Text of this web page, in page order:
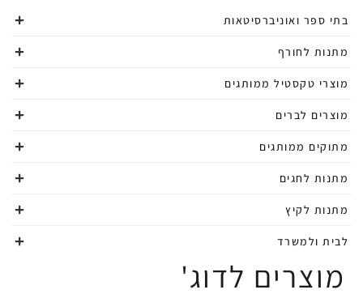
בתי ספר ואוניברסיטאות
מתנות לחורף
מוצרי טקסטיל ממותגים
מוצרים לברים
מתוקים ממותגים
מתנות לחגים
מתנות לקיץ
לבית ולמשרד
מוצרים לדוג'